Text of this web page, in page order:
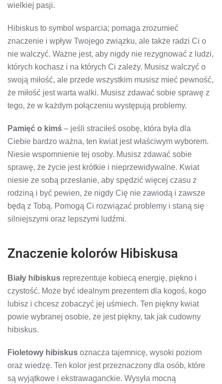
wielkiej pasji.
Hibiskus to symbol wsparcia; pomaga zrozumieć
znaczenie i wpływ Twojego związku, ale także radzi Ci o
nie walczyć. Ważne jest, aby nigdy nie rezygnować z ludzi,
których kochasz i na których Ci zależy. Musisz walczyć o
swoją miłość, ale przede wszystkim musisz mieć pewność,
że miłość jest warta walki. Musisz zdawać sobie sprawę z
tego, że w każdym połączeniu występują problemy.
Pamięć o kimś – jeśli straciłeś osobę, która była dla
Ciebie bardzo ważna, ten kwiat jest właściwym wyborem.
Niesie wspomnienie tej osoby. Musisz zdawać sobie
sprawę, że życie jest krótkie i nieprzewidywalne. Kwiat
niesie ze sobą przesłanie, aby spędzić więcej czasu z
rodziną i być pewien, że nigdy Cię nie zawiodą i zawsze
będą z Tobą. Pomogą Ci rozwiązać problemy i staną się
silniejszymi oraz lepszymi ludźmi.
Znaczenie kolorów Hibiskusa
Biały hibiskus reprezentuje kobiecą energię, piękno i
czystość. Może być idealnym prezentem dla kogoś, kogo
lubisz i chcesz zobaczyć jej uśmiech. Ten piękny kwiat
powie wybranej osobie, że jest piękny, tak jak cudowny
hibiskus.
Fioletowy hibiskus oznacza tajemnicę, wysoki poziom
oraz wiedzę. Ten kolor jest przeznaczony dla osób, które
są wyjątkowe i ekstrawaganckie. Wysyła mocną